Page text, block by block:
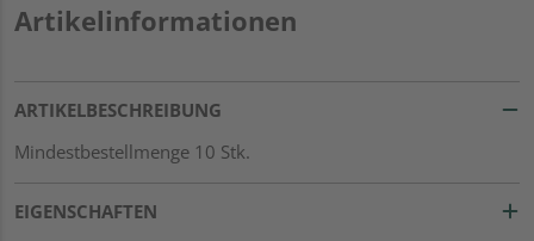
Artikelinformationen
ARTIKELBESCHREIBUNG
Mindestbestellmenge 10 Stk.
EIGENSCHAFTEN